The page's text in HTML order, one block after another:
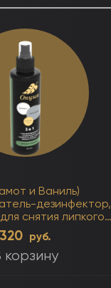
и Ваниль)
дезинфектор,
снятия липкого
3 в 1 250мл
320 руб.
корзину